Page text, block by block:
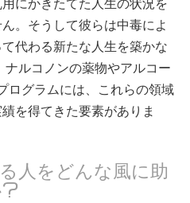
。そうして彼らは中毒によ
代わる新たな人生を築かな
ルコノンの薬物やアルコー
ログラムには、これらの領域
を得てきた要素がありま
人をどんな風に助
?